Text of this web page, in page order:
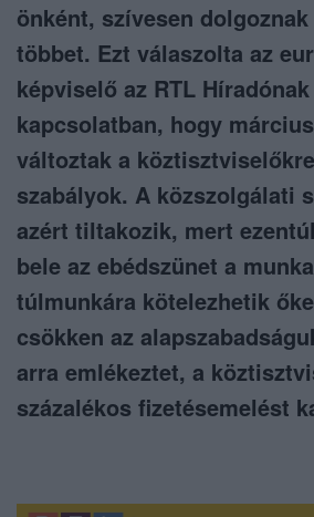
önként, szívesen
többet. Ezt válaszolta az
képviselő az RTL Híradónak
kapcsolatban, hogy
változtak a
szabályok. A közszolgálati
azért tiltakozik, mert
bele az ebédszünet a
túlmunkára kötelezhetik
csökken az
arra emlékeztet, a
százalékos fizetésemelést